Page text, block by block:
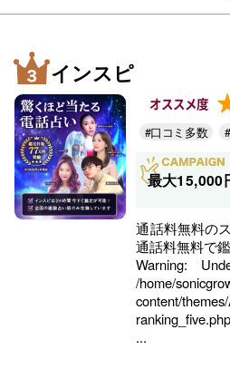
インスピ
オススメ度
#口コミ多数
最大15,000
通話料無料の
通話料無料で
Warning:
/home/
content/
ranking_five.php
...